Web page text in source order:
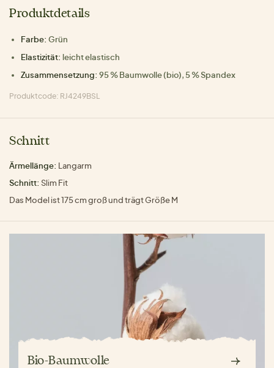
Produktdetails
Farbe: Grün
Elastizität: leicht elastisch
Zusammensetzung: 95 % Baumwolle (bio), 5 % Spandex
Produktcode: RJ4249BSL
Schnitt
Ärmellänge: Langarm
Schnitt: Slim Fit
Das Model ist 175 cm groß und trägt Größe M
Bio-Baumwolle